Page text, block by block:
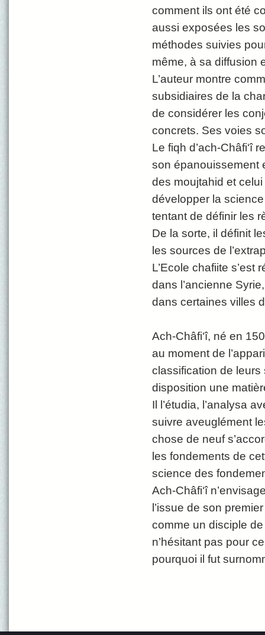
comment ils ont été
aussi exposées les
méthodes suivies
même, à sa diffusion
L’auteur montre
subsidiaires de la
de considérer les
concrets. Ses voies
Le fiqh d’ach-Châfi‘î
son épanouissement
des moujtahid et
développer la
tentant de définir les
De la sorte, il définit
les sources de
L’Ecole chafiite
dans l’ancienne
dans certaines villes
Ach-Châfi‘î, né en
au moment de
classification de
disposition une
Il l’étudia, l’analysa
suivre aveuglément
chose de neuf
les fondements de
science des
Ach-Châfi‘î
l’issue de son
comme un disciple
n’hésitant pas pour
pourquoi il fut